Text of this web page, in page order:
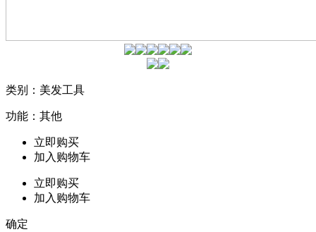
类别：美发工具
功能：其他
立即购买
加入购物车
立即购买
加入购物车
确定